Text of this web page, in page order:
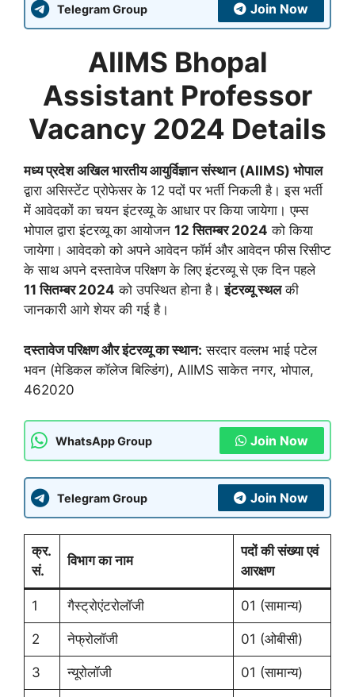
Telegram Group Join Now
AIIMS Bhopal
Assistant Professor
Vacancy 2024 Details
मध्य प्रदेश अखिल भारतीय आयुर्विज्ञान संस्थान (AIIMS) भोपाल
द्वारा असिस्टेंट प्रोफेसर के 12 पदों पर भर्ती निकली है। इस भर्ती
में आवेदकों का चयन इंटरव्यू के आधार पर किया जायेगा। एम्स
भोपाल द्वारा इंटरव्यू का आयोजन 12 सितम्बर 2024 को किया
जायेगा। आवेदको को अपने आवेदन फॉर्म और आवेदन फीस रिसीप्ट
के साथ अपने दस्तावेज परिक्षण के लिए इंटरव्यू से एक दिन पहले
11 सितम्बर 2024 को उपस्थित होना है।इंटरव्यू स्थलकी
जानकारी आगे शेयर की गई है।
दस्तावेज परिक्षण और इंटरव्यू का स्थान: सरदार वल्लभ भाई पटेल
भवन (मेडिकल कॉलेज बिल्डिंग), AIIMS साकेत नगर, भोपाल,
462020
WhatsApp Group Join Now
Telegram Group Join Now
क्र.
सं.
विभाग का नाम
पदों की संख्या एवं
आरक्षण
1 गैस्ट्रोएंटरोलॉजी 01 (सामान्य)
2 नेफ्रोलॉजी 01 (ओबीसी)
3 न्यूरोलॉजी 01 (सामान्य)